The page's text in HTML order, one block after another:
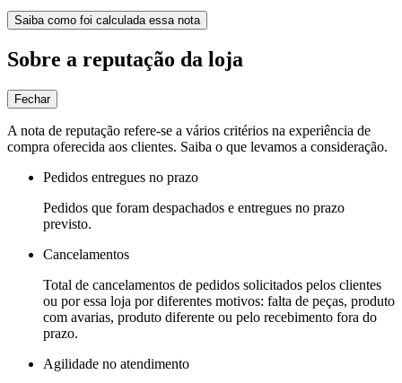
Saiba como foi calculada essa nota
Sobre a reputação da loja
Fechar
A nota de reputação refere-se a vários critérios na experiência de
compra oferecida aos clientes. Saiba o que levamos a consideração.
Pedidos entregues no prazo
Pedidos que foram despachados e entregues no prazo
previsto.
Cancelamentos
Total de cancelamentos de pedidos solicitados pelos clientes
ou por essa loja por diferentes motivos: falta de peças, produto
com avarias, produto diferente ou pelo recebimento fora do
prazo.
Agilidade no atendimento